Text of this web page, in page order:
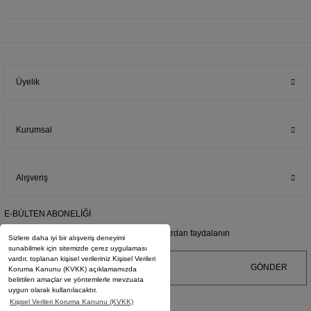
Sizlere daha iyi bir alışveriş deneyimi
sunabilmek için sitemizde çerez uygulaması
vardır, toplanan kişisel verileriniz Kişisel Verileri
Koruma Kanunu (KVKK) açıklamamızda
belirtilen amaçlar ve yöntemlerle mevzuata
uygun olarak kullanılacaktır.
Kişisel Verileri Koruma Kanunu (KVKK)
Üyelik
Kurumsal
Alışveriş
E-BÜLTEN ABONELİĞİ
E-posta adresimize kayıt olarak kampanyalardan faydalanın
GÖNDER